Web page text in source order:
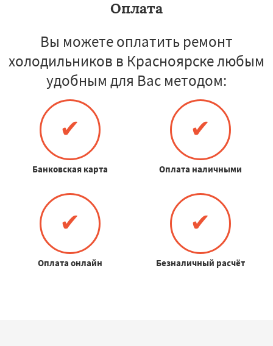
Оплата
Вы можете оплатить ремонт
холодильников в Красноярске любым
удобным для Вас методом:
✔
Банковская карта
✔
Оплата наличными
✔
Оплата онлайн
✔
Безналичный расчёт